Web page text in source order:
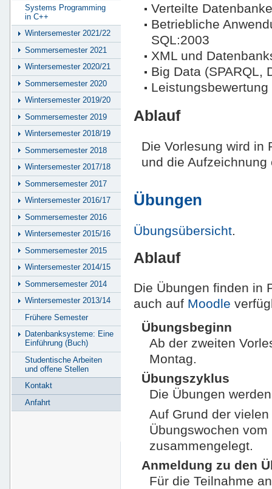
Verteilte
Betriebliche
SQL:2003
XML und
Big Data (SPARQL,
Leistungsbewertung
Ablauf
Die Vorlesung wird in
und die
Übungen
Übungsübersicht
Ablauf
Die Übungen finden in
auch auf Moodle
Übungsbeginn
Ab der zweiten
Montag.
Übungszyklus
Die Übungen
Auf Grund der
Übungswochen
zusammengelegt.
Anmeldung zu den
Für die Teilnahme
Systems Programming
in C++
Wintersemester 2021/22
Sommersemester 2021
Wintersemester 2020/21
Sommersemester 2020
Wintersemester 2019/20
Sommersemester 2019
Wintersemester 2018/19
Sommersemester 2018
Wintersemester 2017/18
Sommersemester 2017
Wintersemester 2016/17
Sommersemester 2016
Wintersemester 2015/16
Sommersemester 2015
Wintersemester 2014/15
Sommersemester 2014
Wintersemester 2013/14
Frühere Semester
Datenbanksysteme: Eine
Einführung (Buch)
Studentische Arbeiten
und offene Stellen
Kontakt
Anfahrt